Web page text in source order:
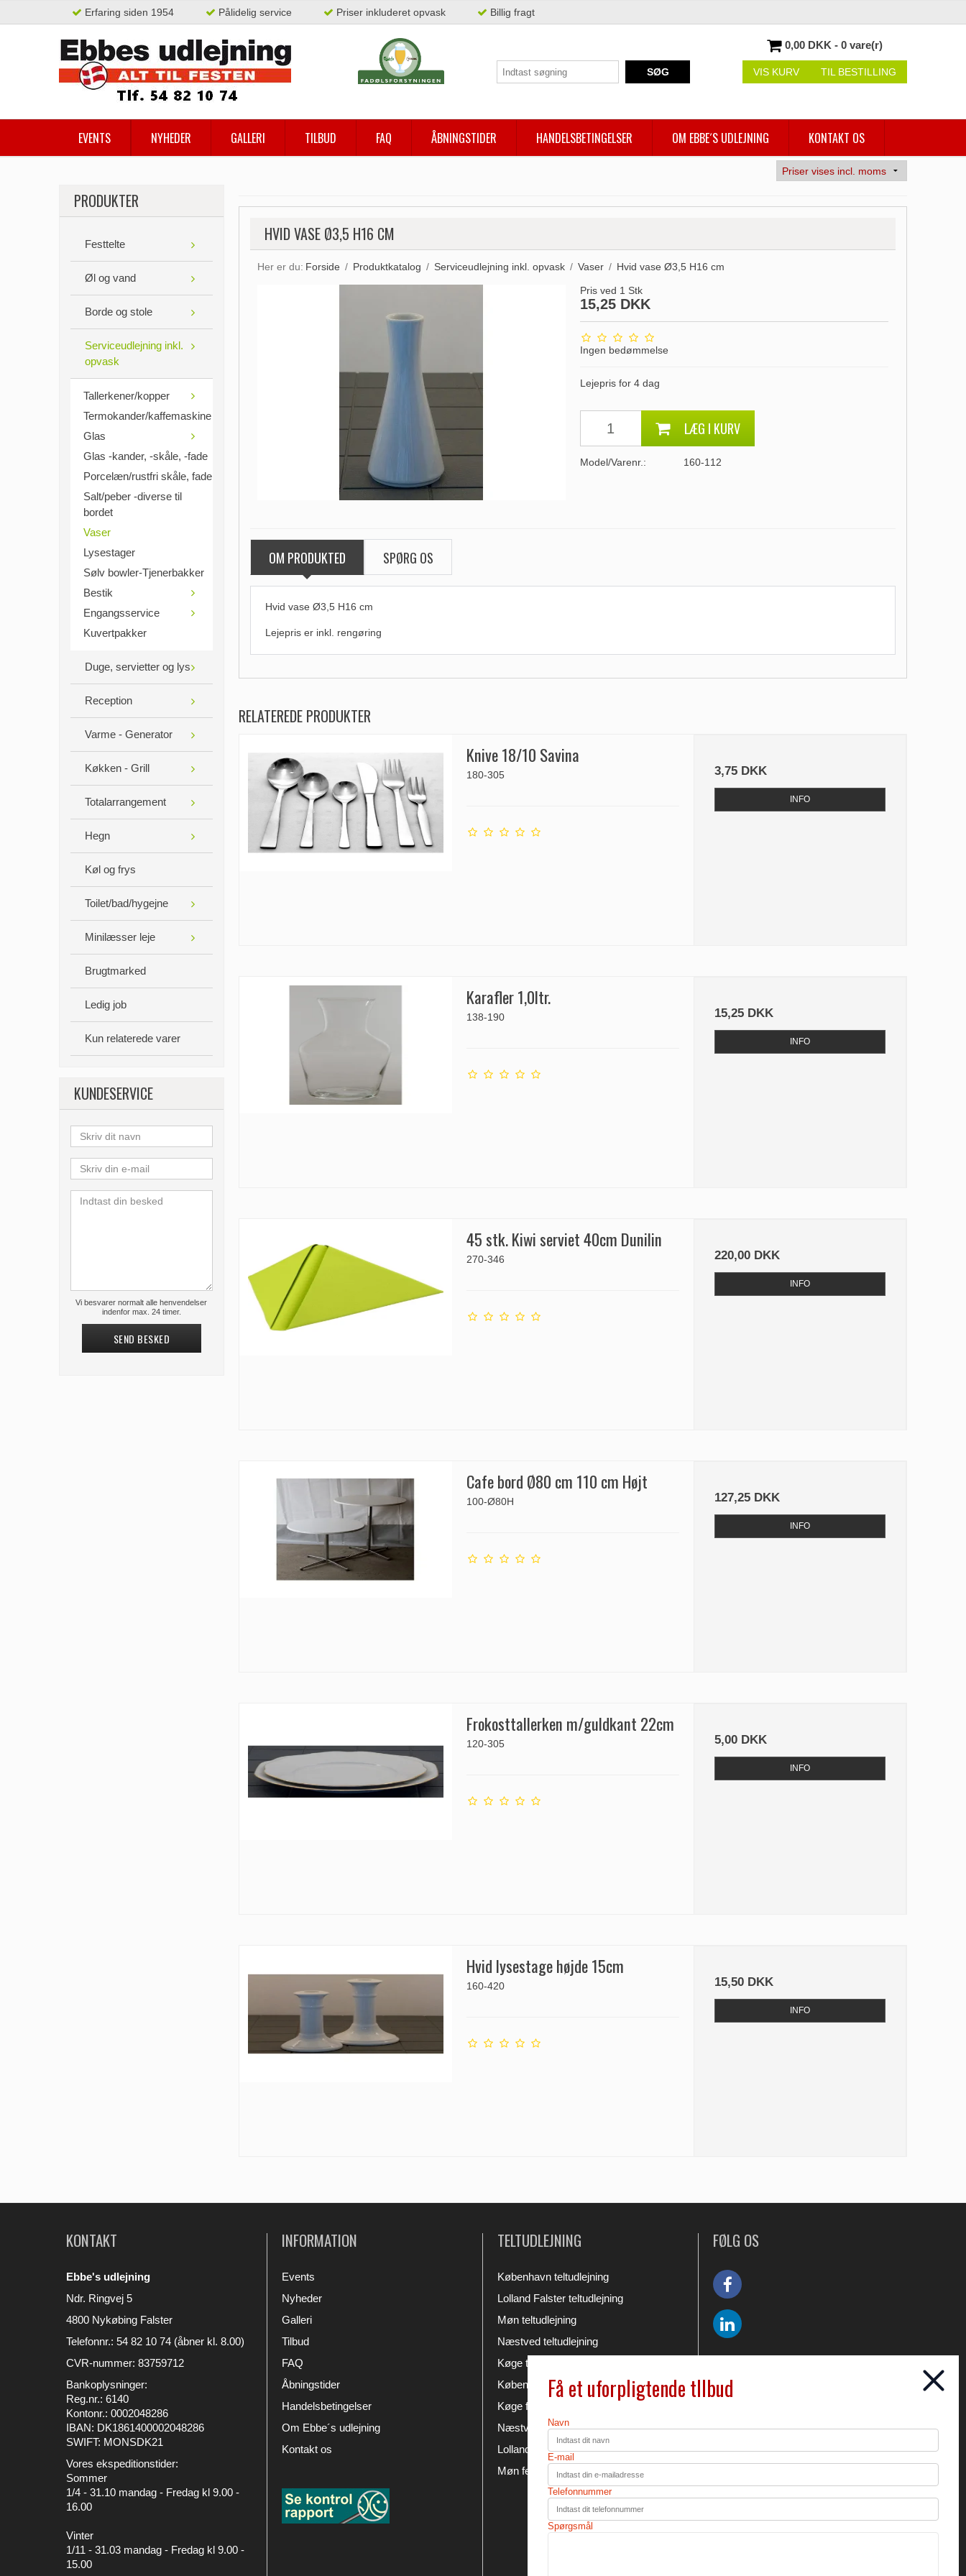
Erfaring siden 1954 Pålidelig service Priser inkluderet opvask Billig fragt
SØG
0,00 DKK - 0 vare(r)
VIS KURV TIL BESTILLING
EVENTS NYHEDER GALLERI TILBUD FAQ ÅBNINGSTIDER HANDELSBETINGELSER OM EBBE´S UDLEJNING KONTAKT OS
PRODUKTER
Festtelte
Øl og vand
Borde og stole
Serviceudlejning inkl.
opvask
Tallerkener/kopper
Termokander/kaffemaskine
Glas
Glas -kander, -skåle, -fade
Porcelæn/rustfri skåle, fade
Salt/peber -diverse til
bordet
Vaser
Lysestager
Sølv bowler-Tjenerbakker
Bestik
Engangsservice
Kuvertpakker
Duge, servietter og lys
Reception
Varme - Generator
Køkken - Grill
Totalarrangement
Hegn
Køl og frys
Toilet/bad/hygejne
Minilæsser leje
Brugtmarked
Ledig job
Kun relaterede varer
KUNDESERVICE
Vi besvarer normalt alle henvendelser
indenfor max. 24 timer.
SEND BESKED
HVID VASE Ø3,5 H16 CM
Her er du: Forside / Produktkatalog / Serviceudlejning inkl. opvask / Vaser / Hvid vase Ø3,5 H16 cm
Pris ved 1 Stk
15,25 DKK
Ingen bedømmelse
Lejepris for 4 dag
LÆG I KURV
Model/Varenr.: 160-112
OM PRODUKTED SPØRG OS
Hvid vase Ø3,5 H16 cm
Lejepris erinkl. rengøring
RELATEREDE PRODUKTER
Knive 18/10 Savina
180-305 3,75 DKK
INFO
Karafler 1,0ltr.
138-190 15,25 DKK
INFO
45 stk. Kiwi serviet 40cm Dunilin
270-346 220,00 DKK
INFO
Cafe bord Ø80 cm 110 cm Højt
100-Ø80H 127,25 DKK
INFO
Frokosttallerken m/guldkant 22cm
120-305 5,00 DKK
INFO
Hvid lysestage højde 15cm
160-420 15,50 DKK
INFO
KONTAKT
Ebbe's udlejning
Ndr. Ringvej 5
4800 Nykøbing Falster
Telefonnr.: 54 82 10 74 (åbner kl. 8.00)
CVR-nummer: 83759712
Bankoplysninger:
Reg.nr.: 6140
Kontonr.: 0002048286
IBAN: DK1861400002048286
SWIFT: MONSDK21
Vores ekspeditionstider:
Sommer
1/4 - 31.10 mandag - Fredag kl 9.00 -
16.00
Vinter
1/11 - 31.03 mandag - Fredag kl 9.00 -
15.00
INFORMATION
Events
Nyheder
Galleri
Tilbud
FAQ
Åbningstider
Handelsbetingelser
Om Ebbe´s udlejning
Kontakt os
TELTUDLEJNING
København teltudlejning
Lolland Falster teltudlejning
Møn teltudlejning
Næstved teltudlejning
Køge teltudlejning
København festudlejning
Køge festudlejning
Næstved festudlejning
Lolland Falster festudlejning
Møn festudlejning
FØLG OS
Få et uforpligtende tllbud
Navn
E-mail
Telefonnummer
Spørgsmål